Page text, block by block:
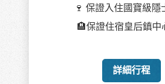
🍷 保證入住國寶級隱
🏨保證住宿皇后鎮中
詳細行程